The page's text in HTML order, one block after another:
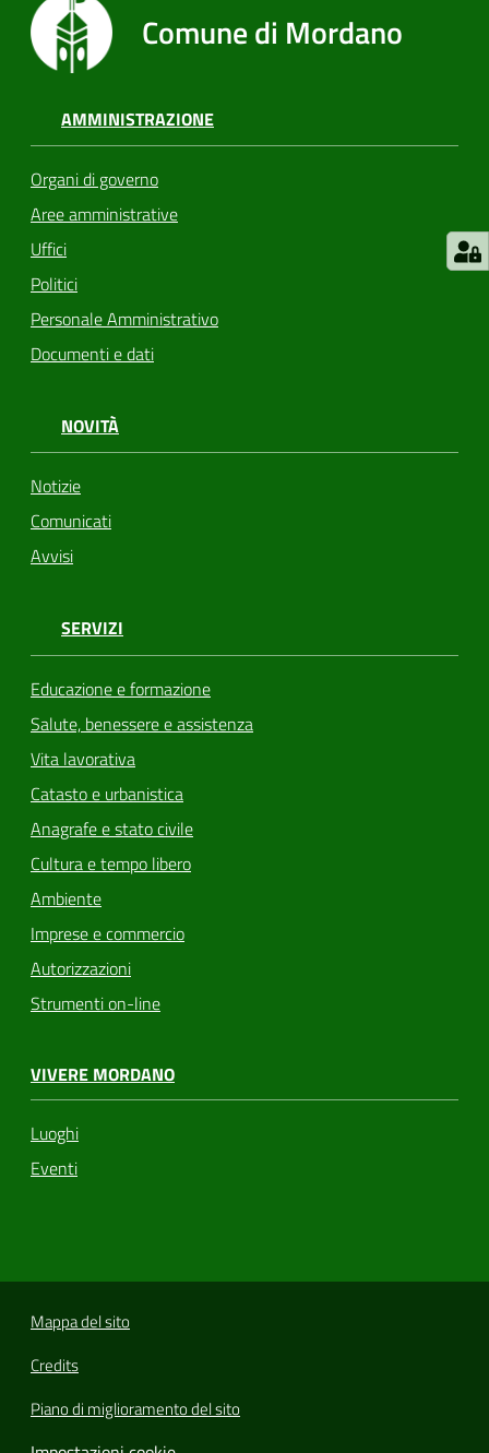
Comune di Mordano
AMMINISTRAZIONE
Organi di governo
Aree amministrative
Uffici
Politici
Personale Amministrativo
Documenti e dati
NOVITÀ
Notizie
Comunicati
Avvisi
SERVIZI
Educazione e formazione
Salute, benessere e assistenza
Vita lavorativa
Catasto e urbanistica
Anagrafe e stato civile
Cultura e tempo libero
Ambiente
Imprese e commercio
Autorizzazioni
Strumenti on-line
VIVERE MORDANO
Luoghi
Eventi
Mappa del sito
Credits
Piano di miglioramento del sito